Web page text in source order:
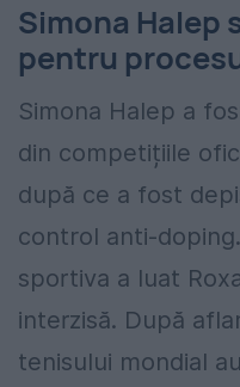
Simona Halep
pentru
Simona Halep a
din competițiile
după ce a fost
control anti-
sportiva a luat
interzisă. După
tenisului mondial